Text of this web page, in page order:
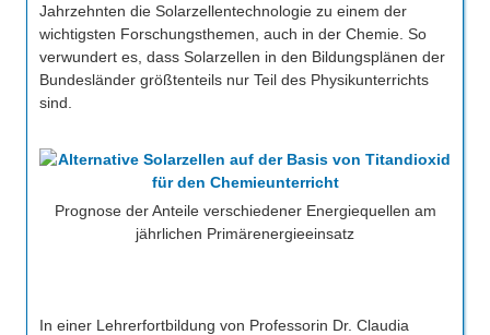
Jahrzehnten die Solarzellentechnologie zu einem der
wichtigsten Forschungsthemen, auch in der Chemie. So
verwundert es, dass Solarzellen in den Bildungsplänen der
Bundesländer größtenteils nur Teil des Physikunterrichts
sind.
Prognose der Anteile verschiedener Energiequellen am
jährlichen Primärenergieeinsatz
In einer Lehrerfortbildung von Professorin Dr. Claudia